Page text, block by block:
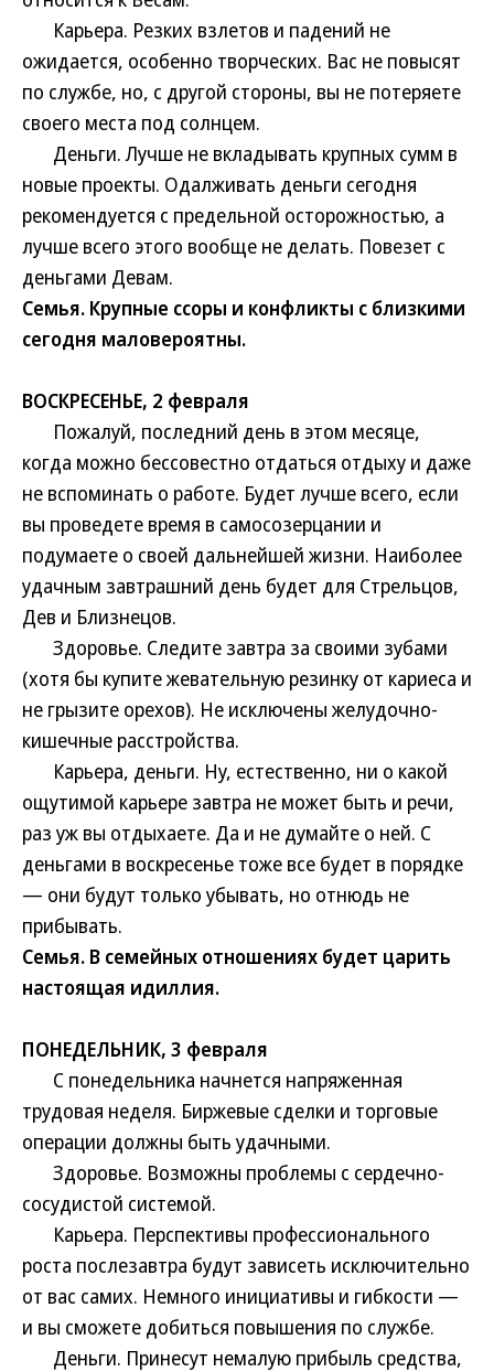
Карьера. Резких взлетов и падений не
ожидается, особенно творческих. Вас не повысят
по службе, но, с другой стороны, вы не потеряете
своего места под солнцем.
Деньги. Лучше не вкладывать крупных сумм в
новые проекты. Одалживать деньги сегодня
рекомендуется с предельной осторожностью, а
лучше всего этого вообще не делать. Повезет с
деньгами Девам.
Семья. Крупные ссоры и конфликты с близкими
сегодня маловероятны.
ВОСКРЕСЕНЬЕ, 2 февраля
Пожалуй, последний день в этом месяце,
когда можно бессовестно отдаться отдыху и даже
не вспоминать о работе. Будет лучше всего, если
вы проведете время в самосозерцании и
подумаете о своей дальнейшей жизни. Наиболее
удачным завтрашний день будет для Стрельцов,
Дев и Близнецов.
Здоровье. Следите завтра за своими зубами
(хотя бы купите жевательную резинку от кариеса и
не грызите орехов). Не исключены желудочно-
кишечные расстройства.
Карьера, деньги. Ну, естественно, ни о какой
ощутимой карьере завтра не может быть и речи,
раз уж вы отдыхаете. Да и не думайте о ней. С
деньгами в воскресенье тоже все будет в порядке
— они будут только убывать, но отнюдь не
прибывать.
Семья. В семейных отношениях будет царить
настоящая идиллия.
ПОНЕДЕЛЬНИК, 3 февраля
С понедельника начнется напряженная
трудовая неделя. Биржевые сделки и торговые
операции должны быть удачными.
Здоровье. Возможны проблемы с сердечно-
сосудистой системой.
Карьера. Перспективы профессионального
роста послезавтра будут зависеть исключительно
от вас самих. Немного инициативы и гибкости —
и вы сможете добиться повышения по службе.
Деньги. Принесут немалую прибыль средства,